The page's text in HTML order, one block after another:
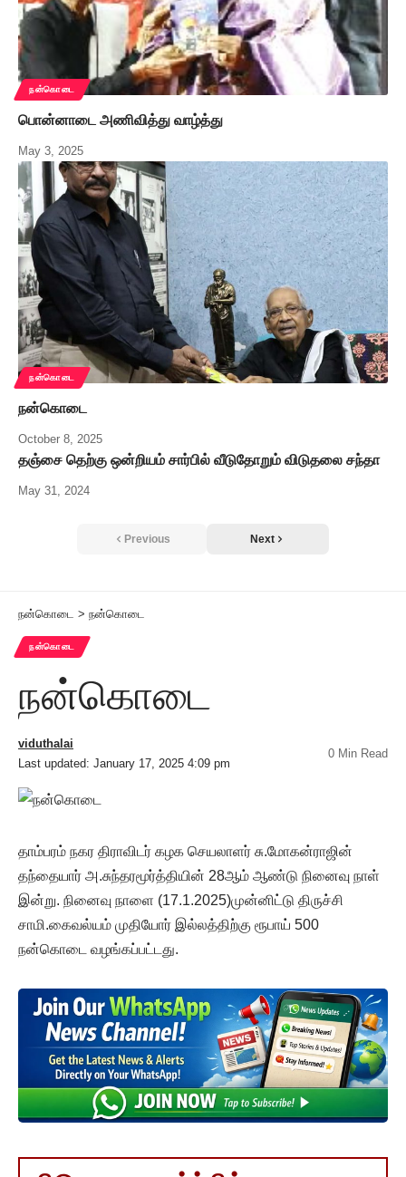
நன்கொடை
பொன்னாடை அணிவித்து வாழ்த்து
May 3, 2025
நன்கொடை
நன்கொடை
October 8, 2025
தஞ்சை தெற்கு ஒன்றியம் சார்பில் வீடுதோறும் விடுதலை சந்தா
May 31, 2024
Previous Next
நன்கொடை > நன்கொடை
நன்கொடை
நன்கொடை
Last updated: January 17, 2025 4:09 pm
viduthalai
0 Min Read
தாம்பரம் நகர திராவிடர் கழக செயலாளர் சு.மோகன்ராஜின்
தந்தையார் அ.சுந்தரமூர்த்தியின் 28ஆம் ஆண்டு நினைவு நாள்
இன்று. நினைவு நாளை (17.1.2025)முன்னிட்டு திருச்சி
சாமி.கைவல்யம் முதியோர் இல்லத்திற்கு ரூபாய் 500
நன்கொடை வழங்கப்பட்டது.